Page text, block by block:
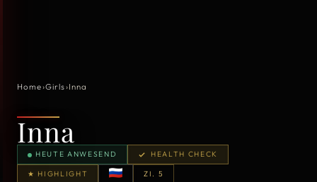
Home›Girls›Inna
Inna
HEUTE ANWESEND HEALTH CHECK
★ HIGHLIGHT ZI. 5